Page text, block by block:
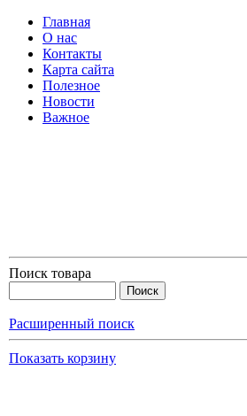
Главная
О нас
Контакты
Карта сайта
Полезное
Новости
Важное
Поиск товара
Расширенный поиск
Показать корзину